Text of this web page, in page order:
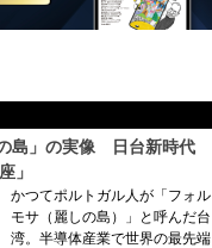
島」の実像 日台新時代
」
かつてポルトガル人が「フォル
モサ（麗しの島）」と呼んだ台
湾。半導体産業で世界の最先端